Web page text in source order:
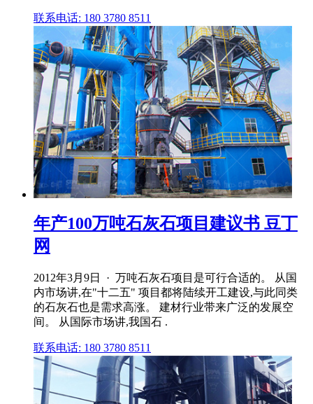
联系电话: 180 3780 8511
年产100万吨石灰石项目建议书 豆丁
网
2012年3月9日 · 万吨石灰石项目是可行合适的。 从国
内市场讲,在"十二五" 项目都将陆续开工建设,与此同类
的石灰石也是需求高涨。 建材行业带来广泛的发展空
间。 从国际市场讲,我国石 .
联系电话: 180 3780 8511